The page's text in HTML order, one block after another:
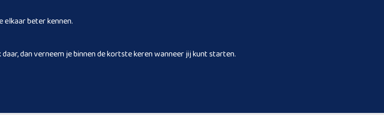
elkaar beter kennen.
dan verneem je binnen de kortste keren wanneer jij kunt starten.